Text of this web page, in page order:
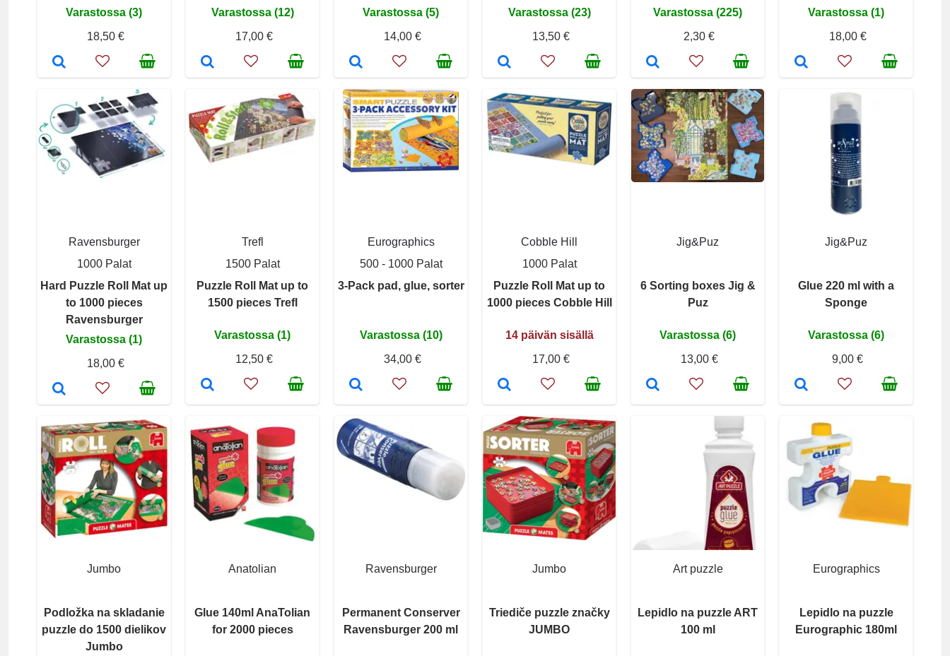
Varastossa (3)
18,50 €
Varastossa (12)
17,00 €
Varastossa (5)
14,00 €
Varastossa (23)
13,50 €
Varastossa (225)
2,30 €
Varastossa (1)
18,00 €
Ravensburger
1000 Palat
Hard Puzzle Roll Mat up
to 1000 pieces
Ravensburger
Varastossa (1)
18,00 €
Trefl
1500 Palat
Puzzle Roll Mat up to
1500 pieces Trefl
Varastossa (1)
12,50 €
Eurographics
500 - 1000 Palat
3-Pack pad, glue, sorter
Varastossa (10)
34,00 €
Cobble Hill
1000 Palat
Puzzle Roll Mat up to
1000 pieces Cobble Hill
14 päivän sisällä
17,00 €
Jig&Puz
6 Sorting boxes Jig &
Puz
Varastossa (6)
13,00 €
Jig&Puz
Glue 220 ml with a
Sponge
Varastossa (6)
9,00 €
Jumbo
Podložka na skladanie
puzzle do 1500 dielikov
Jumbo
Anatolian
Glue 140ml AnaTolian
for 2000 pieces
Ravensburger
Permanent Conserver
Ravensburger 200 ml
Jumbo
Triediče puzzle značky
JUMBO
Art puzzle
Lepidlo na puzzle ART
100 ml
Eurographics
Lepidlo na puzzle
Eurographic 180ml